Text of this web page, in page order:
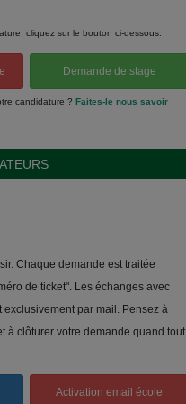
cliquez sur le bouton ci-dessous.
Demande de stage
candidature ? Faites-le nous savoir
Chaque demande est traitée
de ticket". Les échanges avec
par mail. Pensez à
à clôturer votre demande quand tout
Activation email école